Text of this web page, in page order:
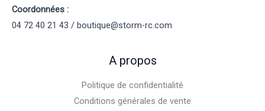
Coordonnées :
04 72 40 21 43 / boutique@storm-rc.com
A propos
Politique de confidentialité
Conditions générales de vente